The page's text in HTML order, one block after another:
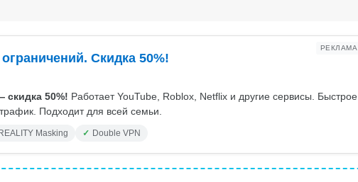
РЕКЛАМА
Скидка 50%!
скидка 50%! Работает YouTube, Roblox, Netflix и другие сервисы. Быстрое
Подходит для всей семьи.
REALITY Masking Double VPN